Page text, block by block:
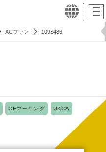
ACファン 109S486
CEマーキング UKCA